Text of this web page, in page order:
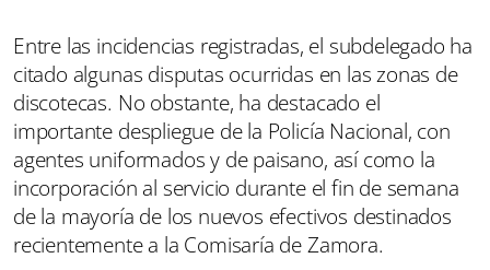
Entre las incidencias registradas, el subdelegado ha
citado algunas disputas ocurridas en las zonas de
discotecas. No obstante, ha destacado el
importante despliegue de la Policía Nacional, con
agentes uniformados y de paisano, así como la
incorporación al servicio durante el fin de semana
de la mayoría de los nuevos efectivos destinados
recientemente a la Comisaría de Zamora.